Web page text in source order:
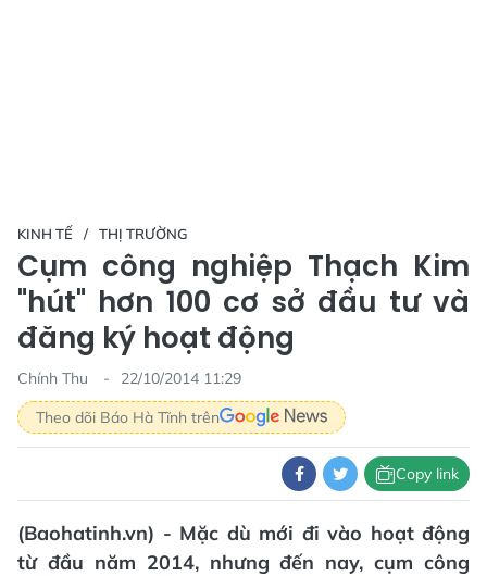
KINH TẾ THỊ TRƯỜNG
Cụm công nghiệp Thạch Kim
"hút" hơn 100 cơ sở đầu tư và
đăng ký hoạt động
Chính Thu
22/10/2014 11:29
Theo dõi Báo Hà Tĩnh trên
Copy link
(Baohatinh.vn) - Mặc dù mới đi vào hoạt động
từ đầu năm 2014, nhưng đến nay, cụm công